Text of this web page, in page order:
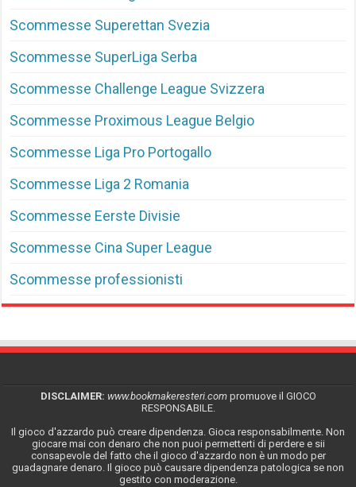
Scommesse Superettan Svezia
Scommesse SuperLiga Serba
Scommesse Challenge League Svizzera
Scommesse Proximous League Belgio
Scommesse Liga Pro Portogallo
Scommesse Liga 2 Romania
Scommesse Eerste Divisie
Scommesse Cina Super League
Scommesse professionisti
DISCLAIMER: www.bookmakeresteri.compromuove il GIOCO
RESPONSABILE.
Il gioco d'azzardo può creare dipendenza. Gioca responsabilmente. Non
giocare mai con denaro che non puoi permetterti di perdere e sii
consapevole del fatto che il gioco d'azzardo non è un modo per
guadagnare denaro. Il gioco può causare dipendenza patologica se non
gestito con moderazione.